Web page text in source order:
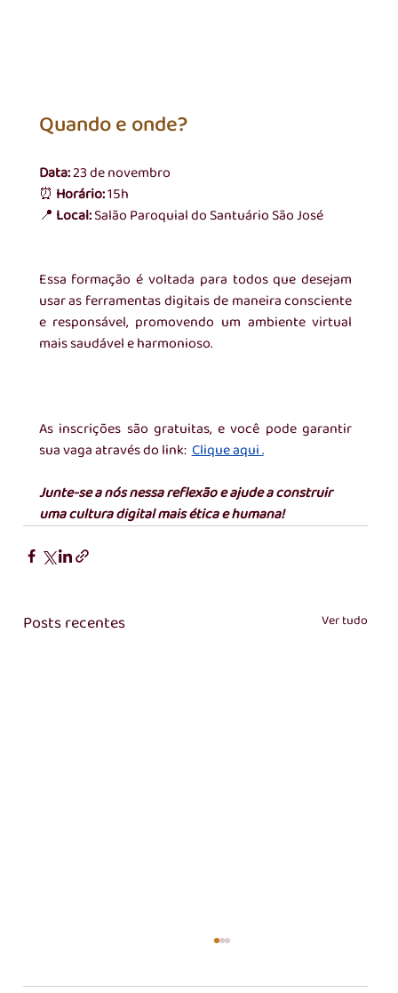
Quando e onde?
Data: 23 de novembro
⏰ Horário: 15h
📍 Local: Salão Paroquial do Santuário São José
Essa formação é voltada para todos que desejam
usar as ferramentas digitais de maneira consciente
e responsável, promovendo um ambiente virtual
mais saudável e harmonioso.
As inscrições são gratuitas, e você pode garantir
sua vaga através do link: Clique aqui .
Junte-se a nós nessa reflexão e ajude a construir
uma cultura digital mais ética e humana!
Posts recentes Ver tudo